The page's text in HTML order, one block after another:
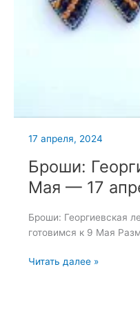
17 апреля, 2024
Броши:
Мая — 17
Броши: Георгиевская
готовимся к 9 Мая
Броши:
Читать далее »